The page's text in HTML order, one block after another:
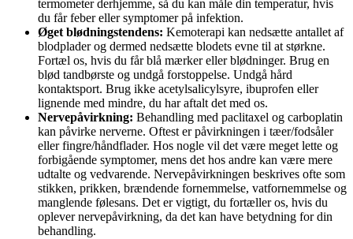
termometer derhjemme, så du kan måle din temperatur, hvis
du får feber eller symptomer på infektion.
Øget blødningstendens: Kemoterapi kan nedsætte antallet af
blodplader og dermed nedsætte blodets evne til at størkne.
Fortæl os, hvis du får blå mærker eller blødninger. Brug en
blød tandbørste og undgå forstoppelse. Undgå hård
kontaktsport. Brug ikke acetylsalicylsyre, ibuprofen eller
lignende med mindre, du har aftalt det med os.
Nervepåvirkning: Behandling med paclitaxel og carboplatin
kan påvirke nerverne. Oftest er påvirkningen i tæer/fodsåler
eller fingre/håndflader. Hos nogle vil det være meget lette og
forbigående symptomer, mens det hos andre kan være mere
udtalte og vedvarende. Nervepåvirkningen beskrives ofte som
stikken, prikken, brændende fornemmelse, vatfornemmelse og
manglende følesans. Det er vigtigt, du fortæller os, hvis du
oplever nervepåvirkning, da det kan have betydning for din
behandling.